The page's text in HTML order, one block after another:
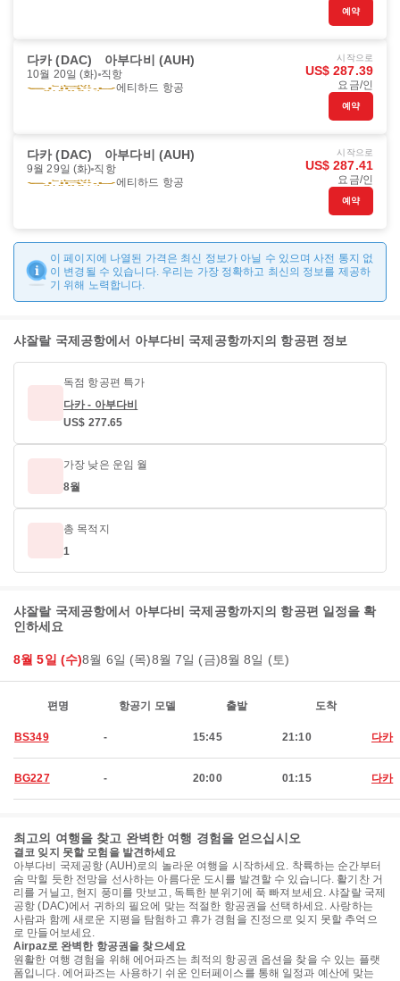
예약
다카 (DAC) 아부다비 (AUH)
10월 20일 (화) 직항
에티하드 항공
시작으로
US$ 287.39
요금/인
예약
다카 (DAC) 아부다비 (AUH)
9월 29일 (화) 직항
에티하드 항공
시작으로
US$ 287.41
요금/인
예약
이 페이지에 나열된 가격은 최신 정보가 아닐 수 있으며 사전 통지 없
이 변경될 수 있습니다. 우리는 가장 정확하고 최신의 정보를 제공하
기 위해 노력합니다.
샤잘랄 국제공항에서 아부다비 국제공항까지의 항공편 정보
독점 항공편 특가
다카 - 아부다비
US$ 277.65
가장 낮은 운임 월
8월
총 목적지
1
샤잘랄 국제공항에서 아부다비 국제공항까지의 항공편 일정을 확
인하세요
8월 5일 (수)8월 6일 (목)8월 7일 (금)8월 8일 (토)
편명 항공기 모델 출발 도착
BS349 - 15:45 21:10 다카
BG227 - 20:00 01:15 다카
최고의 여행을 찾고 완벽한 여행 경험을 얻으십시오
결코 잊지 못할 모험을 발견하세요
아부다비 국제공항 (AUH)로의 놀라운 여행을 시작하세요. 착륙하는 순간부터
숨 막힐 듯한 전망을 선사하는 아름다운 도시를 발견할 수 있습니다. 활기찬 거
리를 거닐고, 현지 풍미를 맛보고, 독특한 분위기에 푹 빠져보세요. 샤잘랄 국제
공항 (DAC)에서 귀하의 필요에 맞는 적절한 항공권을 선택하세요. 사랑하는
사람과 함께 새로운 지평을 탐험하고 휴가 경험을 진정으로 잊지 못할 추억으
로 만들어보세요.
Airpaz로 완벽한 항공권을 찾으세요
원활한 여행 경험을 위해 에어파즈는 최적의 항공권 옵션을 찾을 수 있는 플랫
폼입니다. 에어파즈는 사용하기 쉬운 인터페이스를 통해 일정과 예산에 맞는